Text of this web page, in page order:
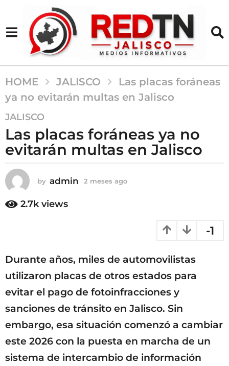
HOME JALISCO
Las placas foráneas
ya no evitarán multas en Jalisco
2
m
e
s
s
a
g
s
e
a
g
o
JALISCO
Las placas foráneas ya no
evitarán multas en Jalisco
by admin 2 meses ago
o
2.7k views
-1
Durante años, miles de automovilistas
utilizaron placas de otros estados para
evitar el pago de fotoinfracciones y
sanciones de tránsito en Jalisco. Sin
embargo, esa situación comenzó a cambiar
este 2026 con la puesta en marcha de un
sistema de intercambio de información